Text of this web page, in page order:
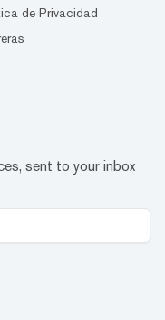
de Privacidad
sent to your inbox